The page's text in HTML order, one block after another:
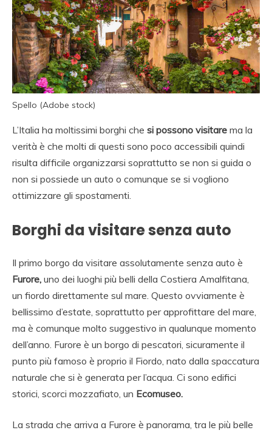
Spello (Adobe stock)
L’Italia ha moltissimi borghi che si possono visitare ma la
verità è che molti di questi sono poco accessibili quindi
risulta difficile organizzarsi soprattutto se non si guida o
non si possiede un auto o comunque se si vogliono
ottimizzare gli spostamenti.
Borghi da visitare senza auto
Il primo borgo da visitare assolutamente senza auto è
Furore, uno dei luoghi più belli della Costiera Amalfitana,
un fiordo direttamente sul mare. Questo ovviamente è
bellissimo d’estate, soprattutto per approfittare del mare,
ma è comunque molto suggestivo in qualunque momento
dell’anno. Furore è un borgo di pescatori, sicuramente il
punto più famoso è proprio il Fiordo, nato dalla spaccatura
naturale che si è generata per l’acqua. Ci sono edifici
storici, scorci mozzafiato, un Ecomuseo.
La strada che arriva a Furore è panorama, tra le più belle